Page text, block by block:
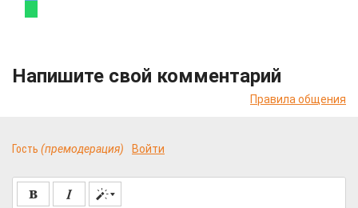
Напишите свой комментарий
Правила общения
Гость (премодерация) Войти